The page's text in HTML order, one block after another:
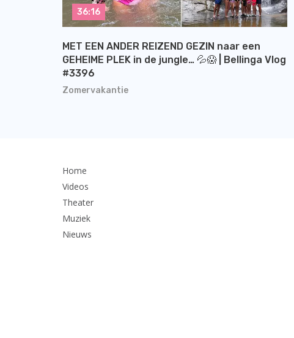
Zomervakantie
MET EEN ANDER REIZEND GEZIN naar een
GEHEIME PLEK in de jungle… 💦😱 | Bellinga Vlog
#3396
36:16
Home
Videos
Theater
Muziek
Nieuws